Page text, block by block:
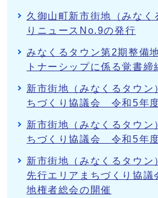
久御山町新市街地（みなく
りニュースNo.9の発行
みなくるタウン第2期整備
トナーシップに係る覚書締
新市街地（みなくるタウン
ちづくり協議会 令和5年
新市街地（みなくるタウン
ちづくり協議会 令和5年
新市街地（みなくるタウン
先行エリアまちづくり協
地権者総会の開催